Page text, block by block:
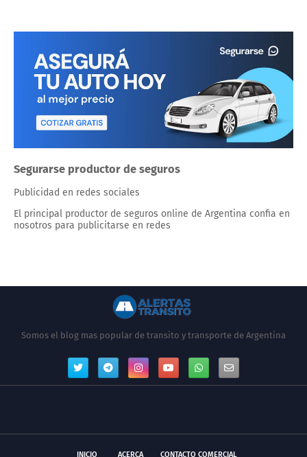
Segurarse productor de seguros
Publicidad en redes sociales
El principal productor de seguros online de Argentina confia en
nosotros para publicitarse en redes
Somos el blog mas popular de transito y transporte de Argentina
INICIO ACERCA CONTACTO COMERCIAL